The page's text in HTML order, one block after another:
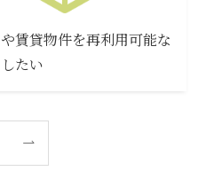
賃貸物件を再利用可能な
たい